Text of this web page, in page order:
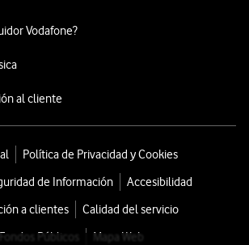
Vodafone?
al cliente
Política de Privacidad y Cookies
de Información
Accesibilidad
a clientes
Calidad del servicio
Fondos Públicos
Mapa Web